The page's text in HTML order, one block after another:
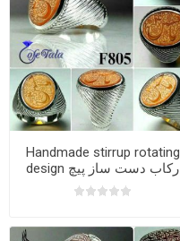
Handmade stirrup rotating
design رکاب دست ساز پیچ